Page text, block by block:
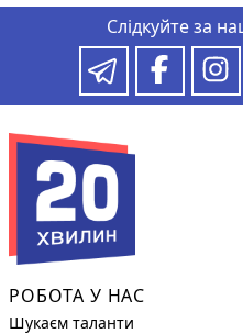
Слідкуйте за
РОБОТА У НАС
Шукаєм таланти